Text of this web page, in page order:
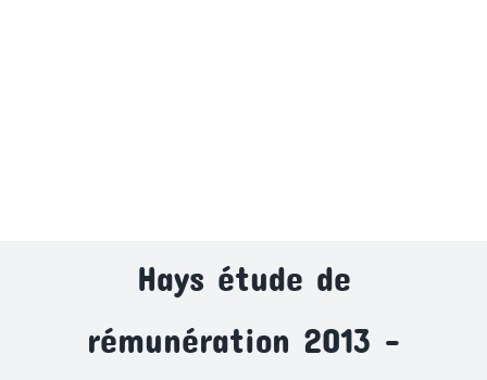
Hays étude de
rémunération 2013 –